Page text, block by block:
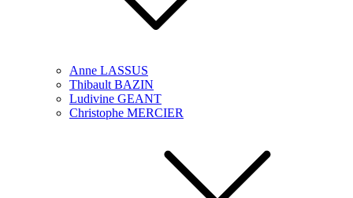
Anne LASSUS
Thibault BAZIN
Ludivine GEANT
Christophe MERCIER